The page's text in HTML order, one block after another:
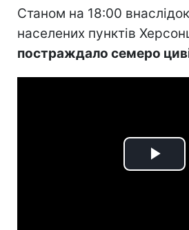
Станом на 18:00 внаслідок
населених пунктів
постраждало семеро
Play